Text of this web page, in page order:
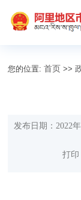
您的位置:首页 >>
发布日期：
打印